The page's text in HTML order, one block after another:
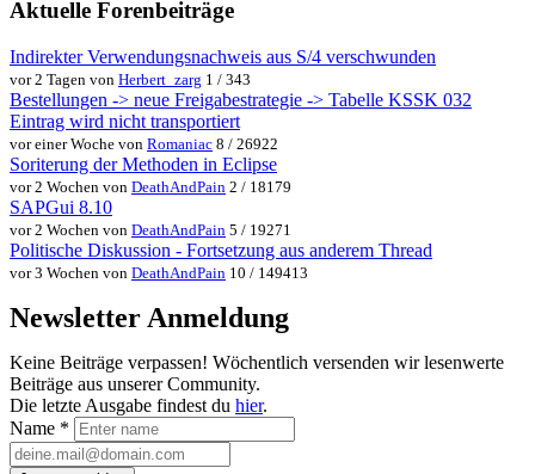
Aktuelle Forenbeiträge
Indirekter Verwendungsnachweis aus S/4 verschwunden
vor 2 Tagen von Herbert_zarg 1 / 343
Bestellungen -> neue Freigabestrategie -> Tabelle KSSK 032
Eintrag wird nicht transportiert
vor einer Woche von Romaniac 8 / 26922
Soriterung der Methoden in Eclipse
vor 2 Wochen von DeathAndPain 2 / 18179
SAPGui 8.10
vor 2 Wochen von DeathAndPain 5 / 19271
Politische Diskussion - Fortsetzung aus anderem Thread
vor 3 Wochen von DeathAndPain 10 / 149413
Newsletter Anmeldung
Keine Beiträge verpassen! Wöchentlich versenden wir lesenwerte
Beiträge aus unserer Community.
Die letzte Ausgabe findest du hier.
Name *